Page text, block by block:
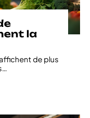
la
de plus